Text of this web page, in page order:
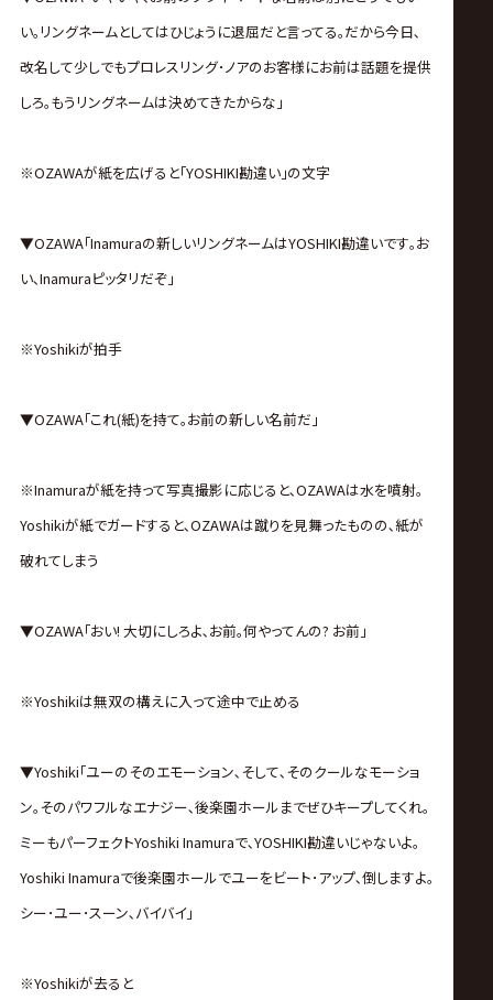
い｡リングネームとしてはひじょうに退屈だと言ってる｡だから今日､
改名して少しでもプロレスリング･ノアのお客様にお前は話題を提供
しろ｡もうリングネームは決めてきたからな｣
※OZAWAが紙を広げると｢YOSHIKI勘違い｣の文字
▼OZAWA｢Inamuraの新しいリングネームはYOSHIKI勘違いです｡お
い､Inamuraピッタリだぞ｣
※Yoshikiが拍手
▼OZAWA｢これ(紙)を持て｡お前の新しい名前だ｣
※Inamuraが紙を持って写真撮影に応じると､OZAWAは水を噴射｡
Yoshikiが紙でガードすると､OZAWAは蹴りを見舞ったものの､紙が
破れてしまう
▼OZAWA｢おい! 大切にしろよ､お前｡何やってんの? お前｣
※Yoshikiは無双の構えに入って途中で止める
▼Yoshiki｢ユーのそのエモーション､そして､そのクールなモーショ
ン｡そのパワフルなエナジー､後楽園ホールまでぜひキープしてくれ｡
ミーもパーフェクトYoshiki Inamuraで､YOSHIKI勘違いじゃないよ｡
Yoshiki Inamuraで後楽園ホールでユーをビート･アップ､倒しますよ｡
シー･ユー･スーン､バイバイ｣
※Yoshikiが去ると